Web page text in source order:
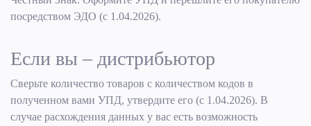
посредством ЭДО (с 1.04.2026).
Если вы – дистрибьютор
Сверьте количество товаров с количеством кодов в
полученном вами УПД, утвердите его (с 1.04.2026). В
случае расхождения данных у вас есть возможность